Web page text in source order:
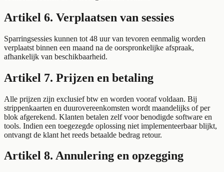
Artikel 6. Verplaatsen van sessies
Sparringsessies kunnen tot 48 uur van tevoren eenmalig worden
verplaatst binnen een maand na de oorspronkelijke afspraak,
afhankelijk van beschikbaarheid.
Artikel 7. Prijzen en betaling
Alle prijzen zijn exclusief btw en worden vooraf voldaan. Bij
strippenkaarten en duurovereenkomsten wordt maandelijks of per
blok afgerekend. Klanten betalen zelf voor benodigde software en
tools. Indien een toegezegde oplossing niet implementeerbaar blijkt,
ontvangt de klant het reeds betaalde bedrag retour.
Artikel 8. Annulering en opzegging